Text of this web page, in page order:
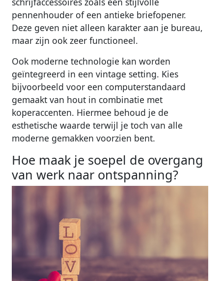
pennenhouder of een antieke briefopener.
Deze geven niet alleen karakter aan je bureau,
maar zijn ook zeer functioneel.
Ook moderne technologie kan worden
geïntegreerd in een vintage setting. Kies
bijvoorbeeld voor een computerstandaard
gemaakt van hout in combinatie met
koperaccenten. Hiermee behoud je de
esthetische waarde terwijl je toch van alle
moderne gemakken voorzien bent.
Hoe maak je soepel de overgang
van werk naar ontspanning?